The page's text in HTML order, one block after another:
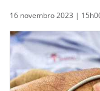
16 novembro 2023 |